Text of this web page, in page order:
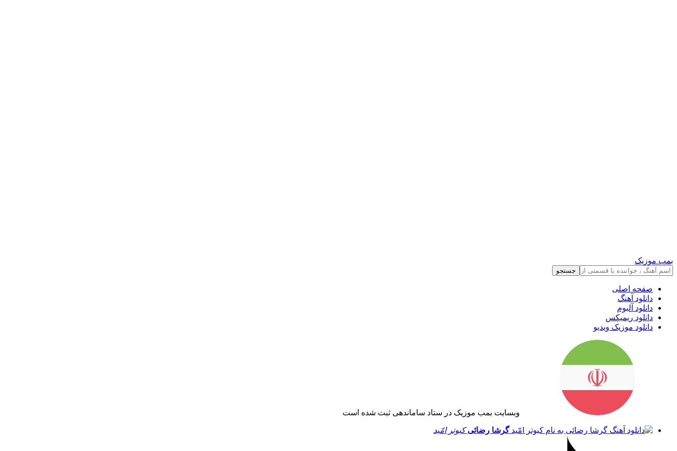
بمب موزیک
جستجو
صفحه اصلی
دانلود آهنگ
دانلود آلبوم
دانلود ریمیکس
دانلود موزیک ویدیو
وبسایت بمب موزیک در ستاد ساماندهی ثبت شده است
گرشا رضائی کبوتر امّید